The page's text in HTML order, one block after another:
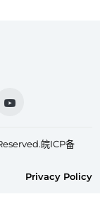
皖ICP备
Privacy Policy